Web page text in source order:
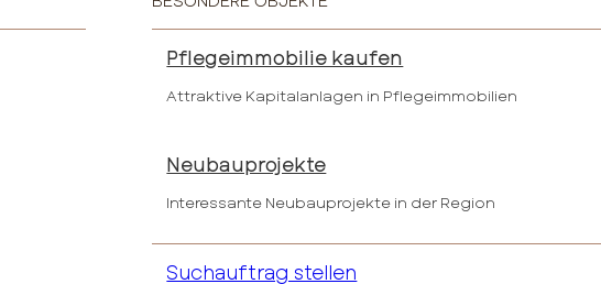
Pflegeimmobilie kaufen
Attraktive Kapitalanlagen in Pflegeimmobilien
Neubauprojekte
Interessante Neubauprojekte in der Region
Suchauftrag stellen